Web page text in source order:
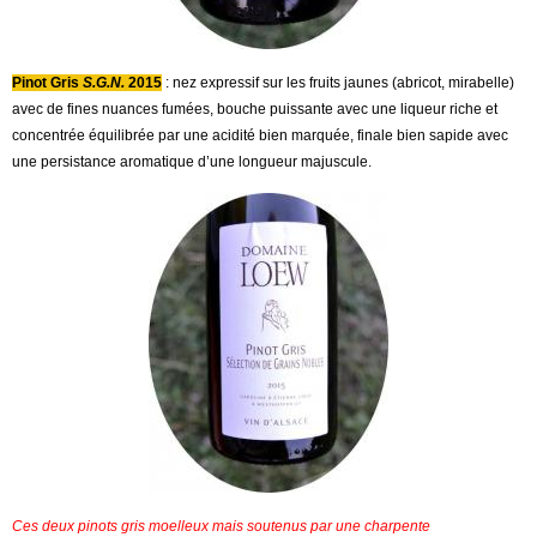
Pinot Gris S.G.N. 2015 : nez expressif sur les fruits jaunes (abricot, mirabelle)
avec de fines nuances fumées, bouche puissante avec une liqueur riche et
concentrée équilibrée par une acidité bien marquée, finale bien sapide avec
une persistance aromatique d’une longueur majuscule.
Ces deux pinots gris moelleux mais soutenus par une charpente